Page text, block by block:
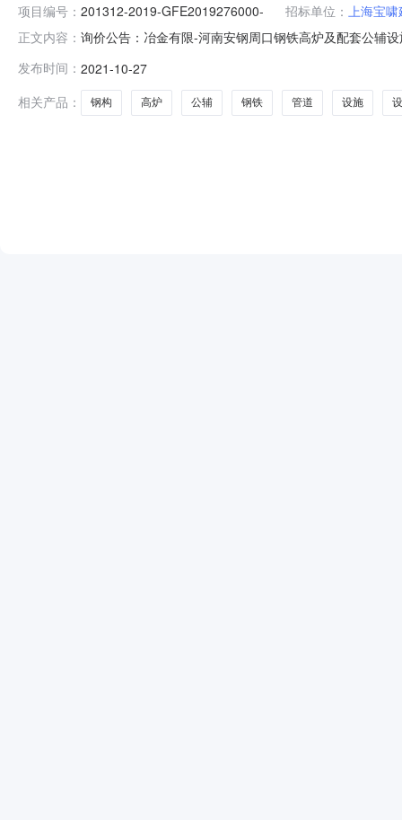
项目编号： 201312-2019-GFE2019276000- 招标单位： 上海宝
正文内容： 询价公告：冶金有限-河南安钢周口钢铁高炉及配套公辅
司询价公告一、询价编号：201312-2019-
发布时间： 2021-10-27
相关产品：
钢构 高炉 公辅 钢铁 管道 设施